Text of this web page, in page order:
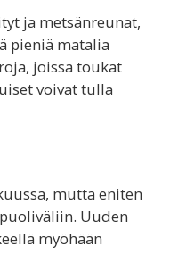
ja metsänreunat,
pieniä matalia
joissa toukat
voivat tulla
mutta eniten
Uuden
myöhään